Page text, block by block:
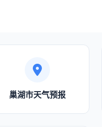
巢湖市天气预报